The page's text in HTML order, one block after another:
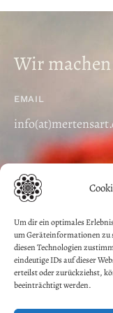
Um dir ein optimales
um Geräteinformationen zu
diesen Technologien
eindeutige IDs auf dieser
erteilst oder zurückziehst,
beeinträchtigt werden.
Wir
EMAIL
August
|
Impressum |